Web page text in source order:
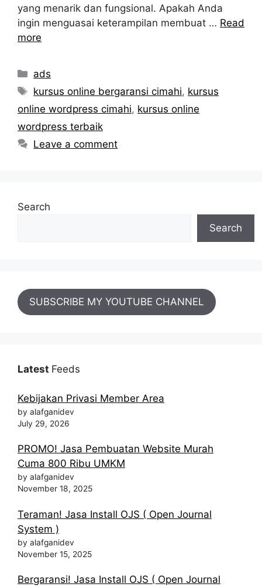
yang menarik dan fungsional. Apakah Anda
ingin menguasai keterampilan membuat … Read
more
Categories
ads
Tags
kursus online bergaransi cimahi, kursus
online wordpress cimahi, kursus online
wordpress terbaik
Leave a comment
Search
Search
SUBSCRIBE MY YOUTUBE CHANNEL
Latest Feeds
Kebijakan Privasi Member Area
by alafganidev
July 29, 2026
PROMO! Jasa Pembuatan Website Murah
Cuma 800 Ribu UMKM
by alafganidev
November 18, 2025
Teraman! Jasa Install OJS ( Open Journal
System )
by alafganidev
November 15, 2025
Bergaransi! Jasa Install OJS ( Open Journal